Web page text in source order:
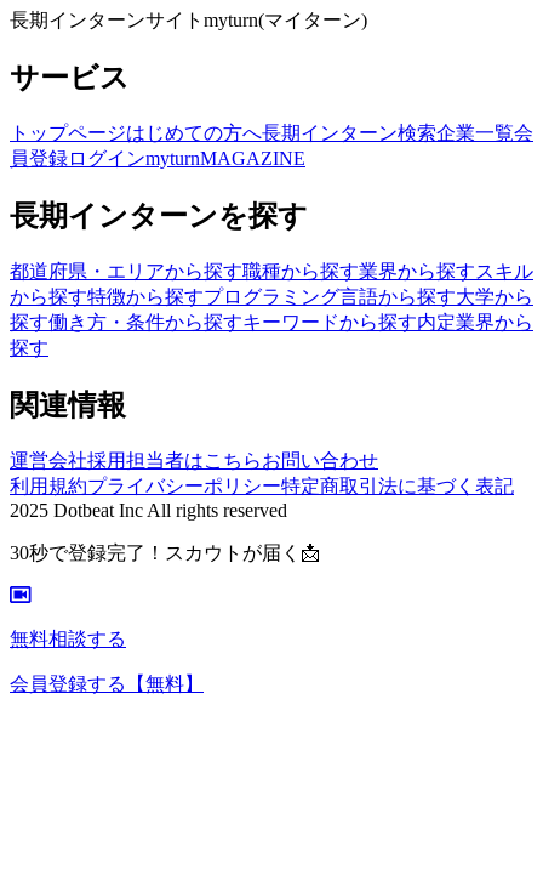
長期インターンサイトmyturn(マイターン)
サービス
トップページはじめての方へ長期インターン検索企業一覧会
員登録ログインmyturnMAGAZINE
長期インターンを探す
都道府県・エリアから探す職種から探す業界から探すスキル
から探す特徴から探すプログラミング言語から探す大学から
探す働き方・条件から探すキーワードから探す内定業界から
探す
関連情報
運営会社採用担当者はこちらお問い合わせ
利用規約プライバシーポリシー特定商取引法に基づく表記
2025 Dotbeat Inc All rights reserved
30秒で登録完了！スカウトが届く📩
無料相談する
会員登録する 【無料】